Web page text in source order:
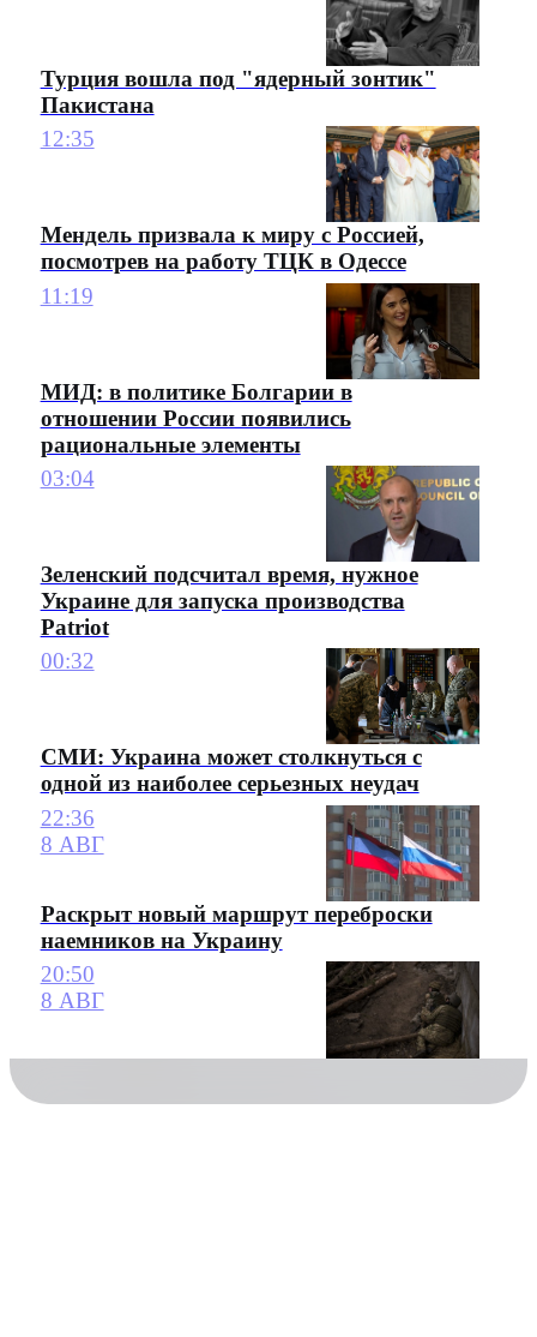
Турция вошла под "ядерный зонтик"
Пакистана
12:35
Мендель призвала к миру с Россией,
посмотрев на работу ТЦК в Одессе
11:19
МИД: в политике Болгарии в
отношении России появились
рациональные элементы
03:04
Зеленский подсчитал время, нужное
Украине для запуска производства
Patriot
00:32
СМИ: Украина может столкнуться с
одной из наиболее серьезных неудач
22:36
8 АВГ
Раскрыт новый маршрут переброски
наемников на Украину
20:50
8 АВГ